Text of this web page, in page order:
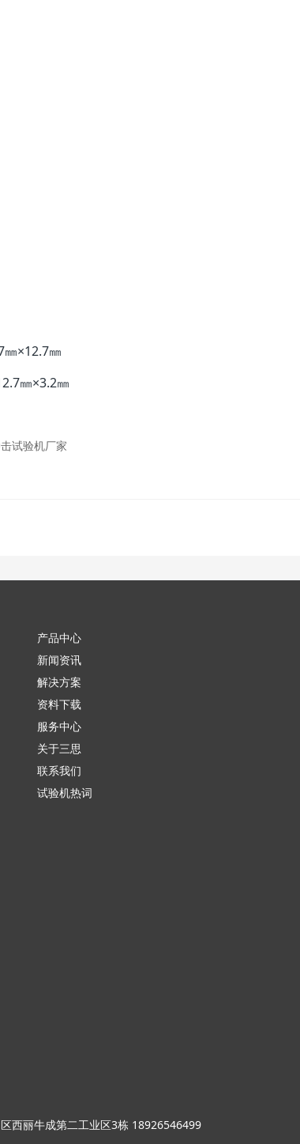
㎜
㎜×3.2㎜
试验机厂家
产品中心
新闻资讯
解决方案
资料下载
服务中心
关于三思
联系我们
试验机热词
西丽牛成第二工业区3栋 18926546499